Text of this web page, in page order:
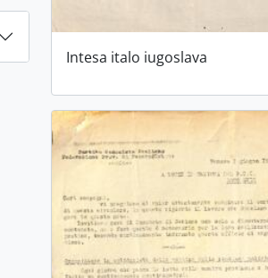
Intesa italo iugoslava